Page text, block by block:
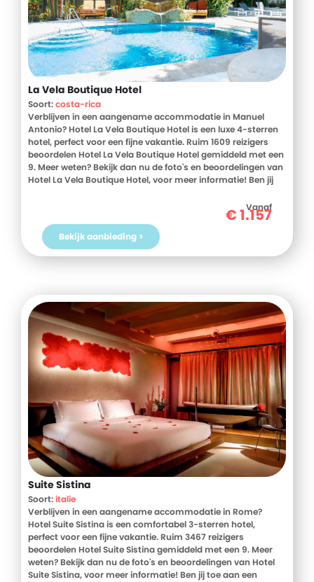
La Vela Boutique Hotel
Soort:costa-rica
Verblijven in een aangename accommodatie in Manuel
Antonio? Hotel La Vela Boutique Hotel is een luxe 4-sterren
hotel, perfect voor een fijne vakantie. Ruim 1609 reizigers
beoordelen Hotel La Vela Boutique Hotel gemiddeld met een
9. Meer weten? Bekijk dan nu de foto's en beoordelingen van
Hotel La Vela Boutique Hotel, voor meer informatie! Ben jij
vakantie naar Hotel La Vela Boutique Hotel vandaag nog!
Vanaf
€1.157
Bekijk aanbieding >
Suite Sistina
Soort:italie
Verblijven in een aangename accommodatie in Rome?
Hotel Suite Sistina is een comfortabel 3-sterren hotel,
perfect voor een fijne vakantie. Ruim 3467 reizigers
beoordelen Hotel Suite Sistina gemiddeld met een 9. Meer
weten? Bekijk dan nu de foto's en beoordelingen van Hotel
Suite Sistina, voor meer informatie! Ben jij toe aan een